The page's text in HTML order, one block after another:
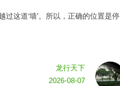
这道‘墙’。所以，正确的位置是停
龙行天下
2026-08-07